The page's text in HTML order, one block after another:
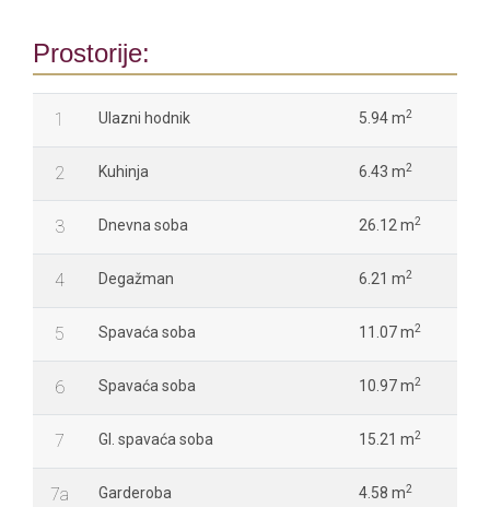
Prostorije:
1 Ulazni hodnik 5.94 m2
2 Kuhinja 6.43 m2
3 Dnevna soba 26.12 m2
4 Degažman 6.21 m2
5 Spavaća soba 11.07 m2
6 Spavaća soba 10.97 m2
7 Gl. spavaća soba 15.21 m2
7a Garderoba 4.58 m2